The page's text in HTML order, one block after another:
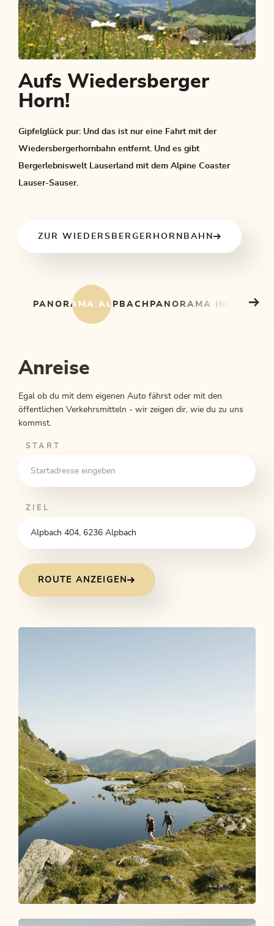
Aufs Wiedersberger
Horn!
Gipfelglück pur: Und das ist nur eine Fahrt mit der
Wiedersbergerhornbahn entfernt. Und es gibt
Bergerlebniswelt Lauserland mit dem Alpine Coaster
Lauser-Sauser.
ZUR WIEDERSBERGERHORNBAHN
PANORAMA ALPBACH PANORAMA
Anreise
Egal ob du mit dem eigenen Auto fährst oder mit den
öffentlichen Verkehrsmitteln - wir zeigen dir, wie du zu uns
kommst.
START
ZIEL
ROUTE ANZEIGEN
Webcams